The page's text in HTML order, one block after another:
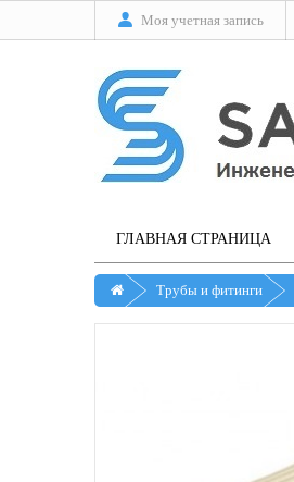
Моя учетная запись
ГЛАВНАЯ СТРАНИЦА
Трубы и фитинги